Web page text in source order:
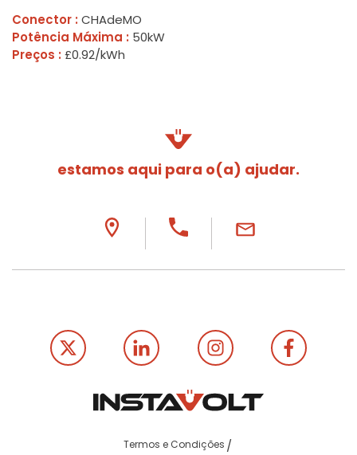
Conector : CHAdeMO
Potência Máxima : 50kW
Preços : £0.92/kWh
estamos aqui para o(a) ajudar.
Termos e Condições